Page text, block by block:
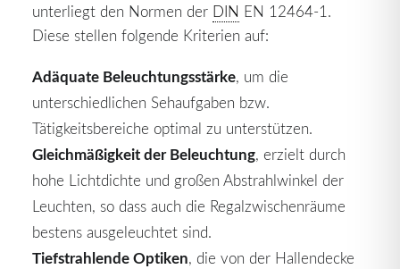
unterliegt den Normen der DIN EN 12464-1.
Diese stellen folgende Kriterien auf:
Adäquate Beleuchtungsstärke, um die
unterschiedlichen Sehaufgaben bzw.
Tätigkeitsbereiche optimal zu unterstützen.
Gleichmäßigkeit der Beleuchtung, erzielt durch
hohe Lichtdichte und großen Abstrahlwinkel der
Leuchten, so dass auch die Regalzwischenräume
bestens ausgeleuchtet sind.
Tiefstrahlende Optiken, die von der Hallendecke